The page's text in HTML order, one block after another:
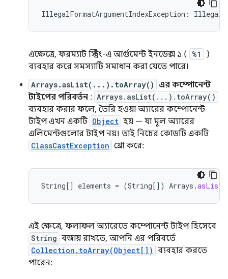
এক্ষেত্রে, ফরম্যাট স্ট্রিং-এ আর্গুমেন্ট ইনডেক্স ১ ( %1
)
ব্যবহার করে সমস্যাটি সমাধান করা যেতে পারে।
Arrays.asList(...).toArray()
এর কম্পোনেন্ট
টাইপের পরিবর্তন : Arrays.asList(...).toArray()
ব্যবহার করার ফলে, তৈরি হওয়া অ্যারের কম্পোনেন্ট
টাইপ এখন একটি Object হয় — যা মূল অ্যারের
এলিমেন্টগুলোর টাইপ নয়। তাই নিচের কোডটি একটি
ClassCastException থ্রো করে:
String[] elements = (String[] ) Arrays .asList
এই ক্ষেত্রে, ফলাফল অ্যারেতে কম্পোনেন্ট টাইপ হিসেবে
String বজায় রাখতে, আপনি এর পরিবর্তে
Collection.toArray(Object[]) ব্যবহার করতে
পারেন: